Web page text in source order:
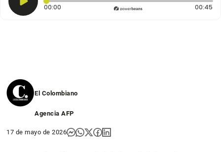
00:00 Tiempo transcurrido: 0 segundos 00:45
El Colombiano
Agencia AFP
17 de mayo de 2026